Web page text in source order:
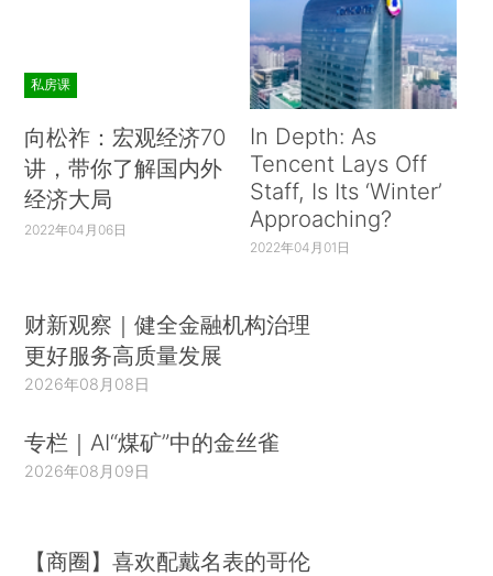
私房课
向松祚：宏观经济70
讲，带你了解国内外
经济大局
2022年04月06日
In Depth: As
Tencent Lays Off
Staff, Is Its ‘Winter’
Approaching?
2022年04月01日
财新观察｜健全金融机构治理
更好服务高质量发展
2026年08月08日
专栏｜AI“煤矿”中的金丝雀
2026年08月09日
【商圈】喜欢配戴名表的哥伦